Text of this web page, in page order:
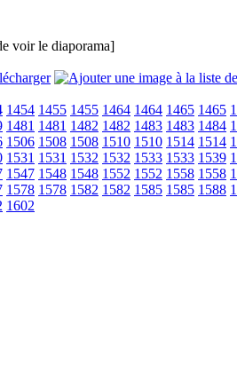
voir le diaporama]
1454 1455 1455 1464 1464 1465 1465
1481 1481 1482 1482 1483 1483 1484
1506 1508 1508 1510 1510 1514 1514
1531 1531 1532 1532 1533 1533 1539
1547 1548 1548 1552 1552 1558 1558
1578 1578 1582 1582 1585 1585 1588
1602